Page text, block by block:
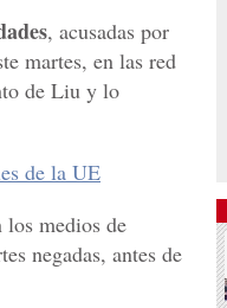
, acusadas por
martes, en las red
de Liu y lo
de la UE
los medios de
negadas, antes de